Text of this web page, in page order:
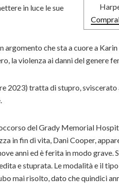
in luce le sue
che sta a cuore a Karin
la violenza ai danni del genere
2023) tratta di stupro,
del Grady Memorial
in fin di vita, Dani Cooper,
anni ed è ferita in modo grave.
e stuprata. Le modalità e il
mai risolto, dato che quindici